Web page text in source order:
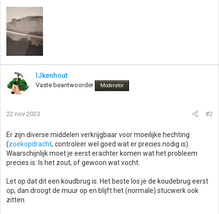
IJkenhout
Vaste beantwoorder Moderator
22 nov 2023 #2
Er zijn diverse middelen verkrijgbaar voor moeilijke hechting
(zoekopdracht, controleer wel goed wat er precies nodig is).
Waarschijnlijk moet je eerst erachter komen wat het probleem
precies is. Is het zout, of gewoon wat vocht.
Let op dat dit een koudbrug is. Het beste los je de koudebrug eerst
op, dan droogt de muur op en blijft het (normale) stucwerk ook
zitten.